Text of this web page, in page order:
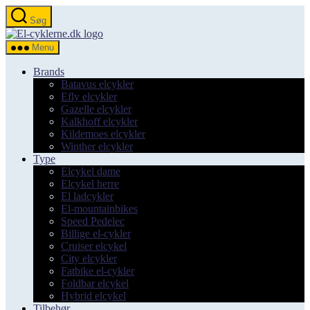
Spring
til
indholdet
Søg
el-
Menu
Brands
Batavus elcykler
Efly elcykler
Gazelle elcykler
Kalkhoff elcykler
Kildemoes elcykler
Winther elcykler
Type
Elcykel dame
Elcykel herre
El ladcykler
El-mountainbikes
Speed Pedelec
Billige el-cykler
Cruiser elcykel
City elcykler
Fatbike el-cykler
Foldbar elcykel
Hybrid elcykel